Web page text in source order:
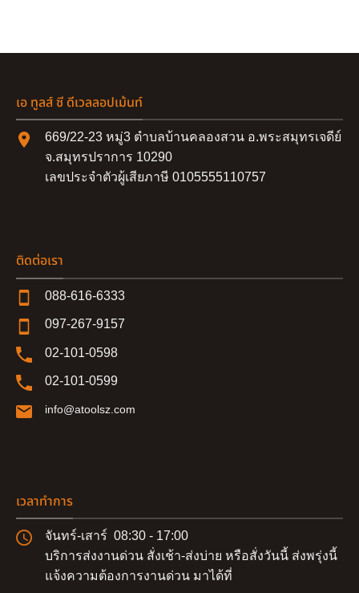
เอ ทูลส์ ซี ดีเวลลอปเม้นท์
669/22-23 หมู่3 ตำบลบ้านคลองสวน อ.พระสมุทรเจดีย์
จ.สมุทรปราการ 10290
เลขประจำตัวผู้เสียภาษี 0105555110757
ติดต่อเรา
088-616-6333
097-267-9157
02-101-0598
02-101-0599
info@atoolsz.com
เวลาทำการ
จันทร์-เสาร์ 08:30 - 17:00
บริการส่งงานด่วน สั่งเช้า-ส่งบ่าย หรือสั่งวันนี้ ส่งพรุ่งนี้
แจ้งความต้องการงานด่วน มาได้ที่